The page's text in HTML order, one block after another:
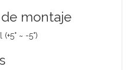
montaje
~ -5°)